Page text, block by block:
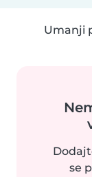
Umanji
se